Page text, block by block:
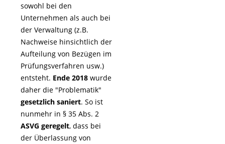
sowohl bei den
Unternehmen als auch bei
der Verwaltung (z.B.
Nachweise hinsichtlich der
Aufteilung von Bezügen im
Prüfungsverfahren usw.)
entsteht. Ende 2018 wurde
daher die "Problematik"
gesetzlich saniert. So ist
nunmehr in § 35 Abs. 2
ASVG geregelt, dass bei
der Überlassung von